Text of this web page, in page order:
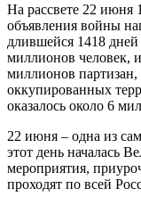
На рассвете 22 июня
объявления войны
длившейся 1418
миллионов человек,
миллионов
оккупированных
оказалось около 6
22 июня – одна из
этот день началась
мероприятия,
проходят по всей